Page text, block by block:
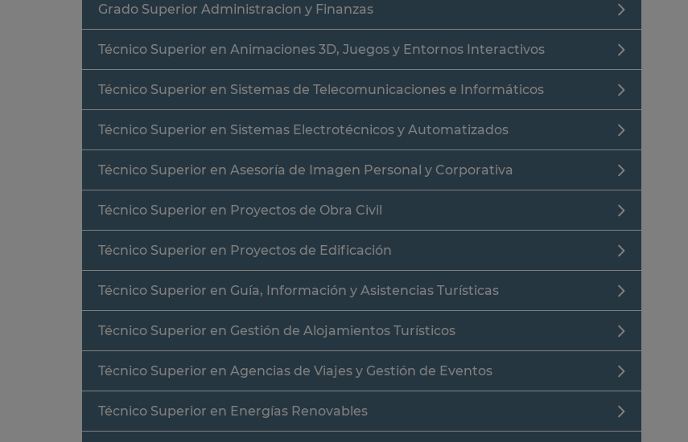
Grado Superior Administracion y Finanzas
Técnico Superior en Animaciones 3D, Juegos y Entornos Interactivos
Técnico Superior en Sistemas de Telecomunicaciones e Informáticos
Técnico Superior en Sistemas Electrotécnicos y Automatizados
Técnico Superior en Asesoría de Imagen Personal y Corporativa
Técnico Superior en Proyectos de Obra Civil
Técnico Superior en Proyectos de Edificación
Técnico Superior en Guía, Información y Asistencias Turísticas
Técnico Superior en Gestión de Alojamientos Turísticos
Técnico Superior en Agencias de Viajes y Gestión de Eventos
Técnico Superior en Energías Renovables